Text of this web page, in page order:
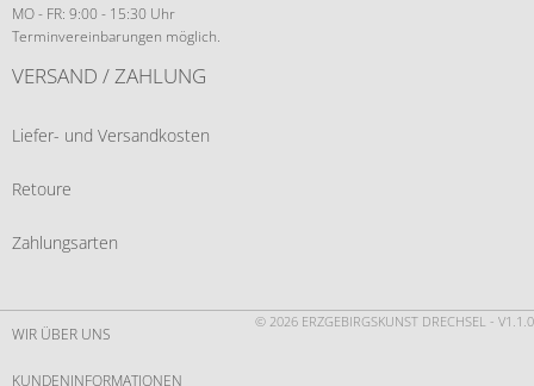
MO - FR: 9:00 - 15:30 Uhr
Terminvereinbarungen möglich.
VERSAND / ZAHLUNG
Liefer- und Versandkosten
Retoure
Zahlungsarten
© 2026 ERZGEBIRGSKUNST DRECHSEL - V1.1.0
WIR ÜBER UNS
KUNDENINFORMATIONEN